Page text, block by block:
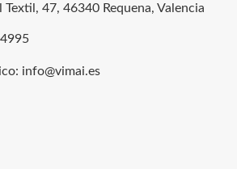
Textil, 47, 46340 Requena, Valencia
info@vimai.es